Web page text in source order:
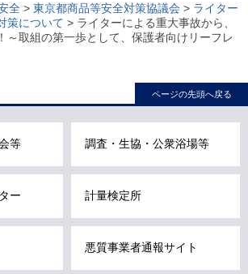
全 > 東京都商品等安全対策協議会 > ライター
策について > ライターによる重大事故から、
～取組の第一歩として、保護者向けリーフレ
ページの先頭へ戻る
等 調査・生協・公衆浴場等
ー 計量検定所
悪質事業者通報サイト